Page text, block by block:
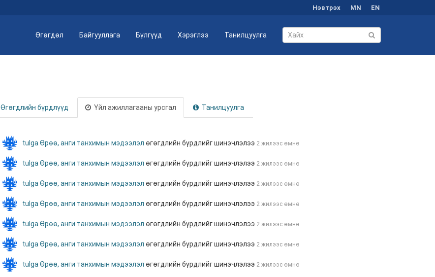
Нэвтрэх MN EN
Өгөгдөл Байгууллага Бүлгүүд Хэрэглээ Танилцуулга
Өгөгдлийн бүрдлүүд Үйл ажиллагааны урсгал Танилцуулга
tulga Өрөө, анги танхимын мэдээлэл өгөгдлийн бүрдлийг шинэчлэлээ 2 жилээс өмнө
tulga Өрөө, анги танхимын мэдээлэл өгөгдлийн бүрдлийг шинэчлэлээ 2 жилээс өмнө
tulga Өрөө, анги танхимын мэдээлэл өгөгдлийн бүрдлийг шинэчлэлээ 2 жилээс өмнө
tulga Өрөө, анги танхимын мэдээлэл өгөгдлийн бүрдлийг шинэчлэлээ 2 жилээс өмнө
tulga Өрөө, анги танхимын мэдээлэл өгөгдлийн бүрдлийг шинэчлэлээ 2 жилээс өмнө
tulga Өрөө, анги танхимын мэдээлэл өгөгдлийн бүрдлийг шинэчлэлээ 2 жилээс өмнө
tulga Өрөө, анги танхимын мэдээлэл өгөгдлийн бүрдлийг шинэчлэлээ 2 жилээс өмнө